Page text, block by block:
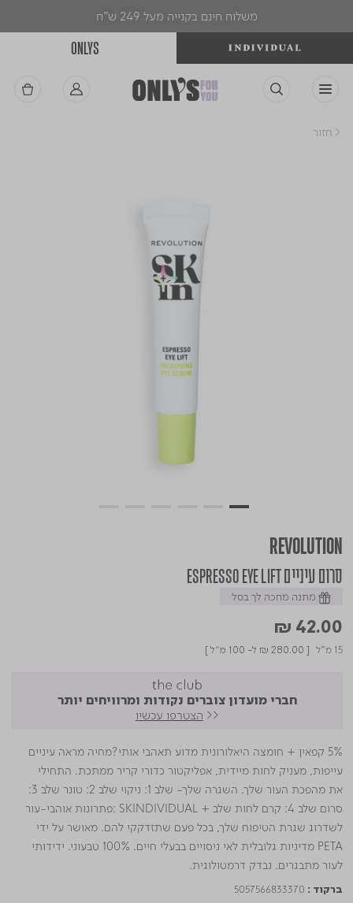
משלוח חינם בקנייה מעל 249 ש"ח
ONLYS
< חזור
REVOLUTION
סרום עיניים ESPRESSO EYE LIFT
מתנה מחכה לך בסל
₪ 42.00
15 מ"ל [
₪ 280.00 ל- 100 מ"ל ]
חברי מועדון צוברים נקודות ומרוויחים יותר
<< הצטרפו עכשיו
5% קפאין + חומצה היאלורונית מדוע תאהבי אותי?מחיה מראה עיניים
עייפות, מעניק לחות מיידית, אפליקטור כדורי קריר ממתכת. התחילי
את מהפכת העור שלך. השגרה שלך- שלב 1: ניקוי שלב 2: טונר שלב 3:
סרום שלב 4: קרם לחות שלב + SKINDIVIDUAL :פתרונות אוהבי-עור
לשדרוג שגרת הטיפוח שלך, בכל פעם שתזדקקי להם. מאושר על ידי
PETA מדיניות גלובלית לאי ניסויים בבעלי חיים. 100% טבעוני. ידידותי
לעור מתבגרים. נבדק דרמטולוגית.
ברקוד : 5057566833370